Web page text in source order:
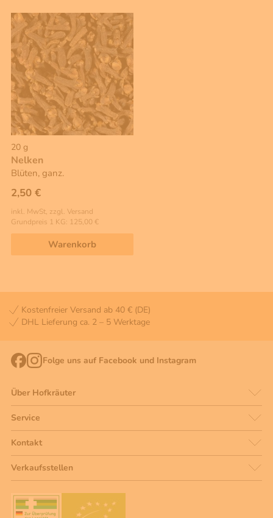
20 g
Nelken
Blüten, ganz.
2,50 €
inkl. MwSt, zzgl. Versand
Grundpreis 1 KG: 125,00 €
Warenkorb
Kostenfreier Versand ab 40 € (DE)
DHL Lieferung ca. 2 – 5 Werktage
Folge uns auf Facebook und Instagram
Über Hofkräuter
Service
Kontakt
Verkaufsstellen